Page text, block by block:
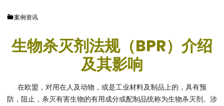
片
-
IHEIR
防霉
抗菌
商
案例资讯
生物杀灭剂法规（BPR）介绍
及其影响
在欧盟，对用在人及动物，或是工业材料及制品上的，具有预
防，阻止，杀灭有害生物的有用成分或配制品统称为生物杀灭剂。涉